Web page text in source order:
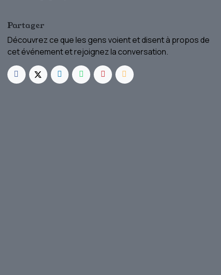
Partager
Découvrez ce que les gens voient et disent à propos de
cet événement et rejoignez la conversation.